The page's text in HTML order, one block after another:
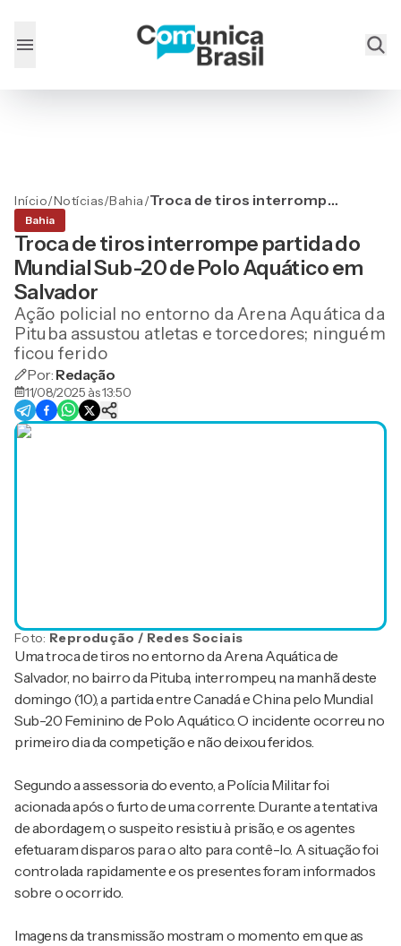
Início/Notícias/Bahia/Troca de tiros interrompe
de Polo Aquático em
Salvador
Bahia
Troca de tiros interrompe partida do
Mundial Sub-20 de Polo Aquático em
Salvador
Ação policial no entorno da Arena Aquática da
Pituba assustou atletas e torcedores; ninguém
ficou ferido
Por: Redação
11/08/2025 às 13:50
Foto: Reprodução / Redes Sociais
Uma troca de tiros no entorno da Arena Aquática de
Salvador, no bairro da Pituba, interrompeu, na manhã deste
domingo (10), a partida entre Canadá e China pelo Mundial
Sub-20 Feminino de Polo Aquático. O incidente ocorreu no
primeiro dia da competição e não deixou feridos.
Segundo a assessoria do evento, a Polícia Militar foi
acionada após o furto de uma corrente. Durante a tentativa
de abordagem, o suspeito resistiu à prisão, e os agentes
efetuaram disparos para o alto para contê-lo. A situação foi
controlada rapidamente e os presentes foram informados
sobre o ocorrido.
Imagens da transmissão mostram o momento em que as